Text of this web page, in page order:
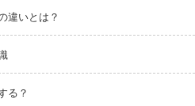
違いとは？
る？